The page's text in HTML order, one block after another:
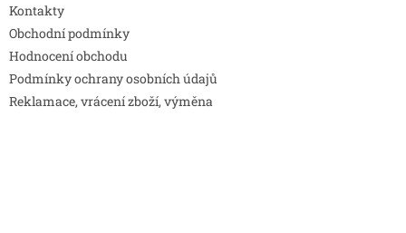
Kontakty
Obchodní podmínky
Hodnocení obchodu
Podmínky ochrany osobních údajů
Reklamace, vrácení zboží, výměna